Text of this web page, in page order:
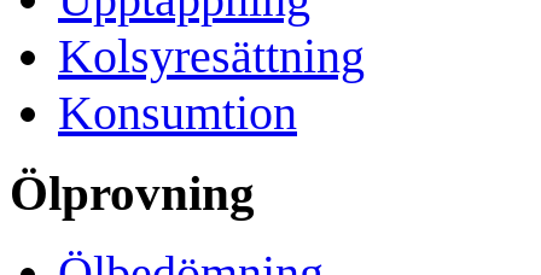
Kolsyresättning
Konsumtion
Ölprovning